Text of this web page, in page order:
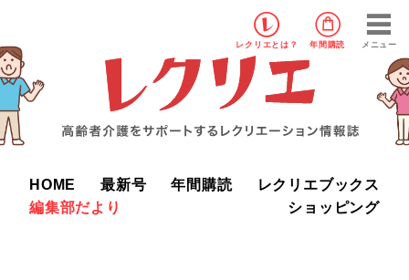
レクリエ とは？ 年間購読 メニュー
HOME 最新号 年間購読
レクリエブックス
編集部だより
ショッピング